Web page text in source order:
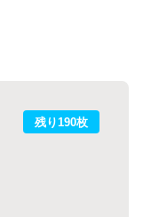
残り190枚